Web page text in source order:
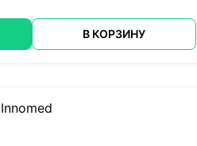
В КОРЗИНУ